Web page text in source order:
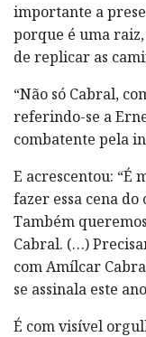
importante a
porque é uma
de replicar as
“Não só Cabral,
referindo-se a
combatente pela
E acrescentou:
fazer essa cena
Também
Cabral. (…)
com Amílcar
se assinala este
É com visível